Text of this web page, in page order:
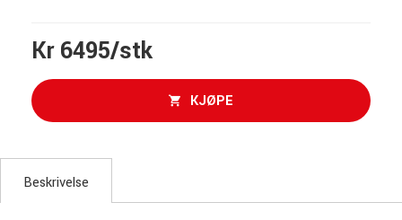
Kr 6495/stk
KJØPE
Beskrivelse